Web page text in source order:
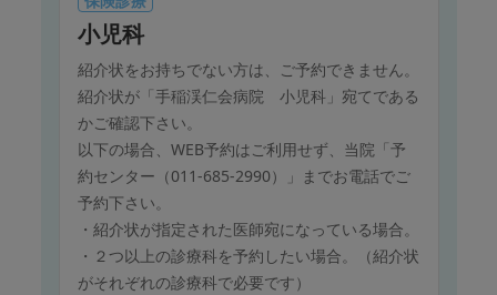
小児科
紹介状をお持ちでない方は、ご予約できません。
紹介状が「手稲渓仁会病院 小児科」宛てである
かご確認下さい。
以下の場合、WEB予約はご利用せず、当院「予
約センター（011-685-2990）」までお電話でご
予約下さい。
・紹介状が指定された医師宛になっている場合。
・２つ以上の診療科を予約したい場合。（紹介状
がそれぞれの診療科で必要です）